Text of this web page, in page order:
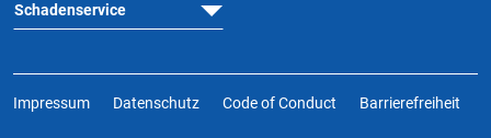
Schadenservice
Impressum Datenschutz Code of Conduct Barrierefreiheit